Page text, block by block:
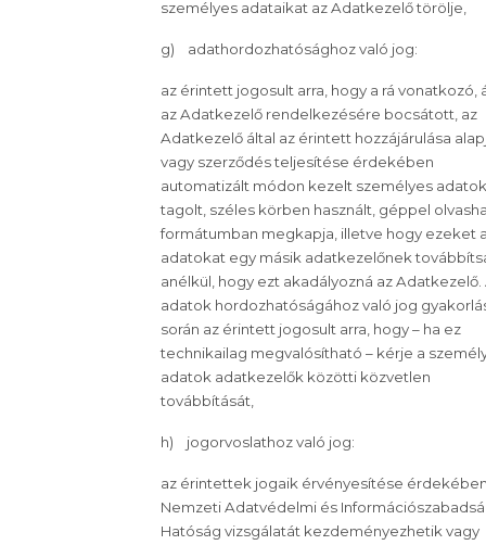
személyes adataikat az Adatkezelő törölje,
g) adathordozhatósághoz való jog:
az érintett jogosult arra, hogy a rá vonatkozó,
az Adatkezelő rendelkezésére bocsátott, az
Adatkezelő által az érintett hozzájárulása
vagy szerződés teljesítése érdekében
automatizált módon kezelt személyes
tagolt, széles körben használt, géppel
formátumban megkapja, illetve hogy ezeket
adatokat egy másik adatkezelőnek
anélkül, hogy ezt akadályozná az Adatkezelő.
adatok hordozhatóságához való jog
során az érintett jogosult arra, hogy – ha ez
technikailag megvalósítható – kérje a
adatok adatkezelők közötti közvetlen
továbbítását,
h) jogorvoslathoz való jog:
az érintettek jogaik érvényesítése
Nemzeti Adatvédelmi és
Hatóság vizsgálatát kezdeményezhetik vagy